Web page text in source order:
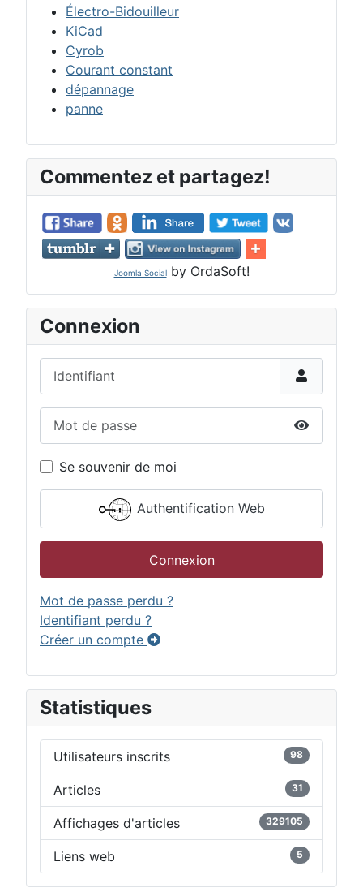
Électro-Bidouilleur
KiCad
Cyrob
Courant constant
dépannage
panne
Commentez et partagez!
Joomla Socialby OrdaSoft!
Connexion
Afficher
Se souvenir de moi
Authentification Web
Connexion
Mot de passe perdu ?
Identifiant perdu ?
Créer un compte
Statistiques
Utilisateurs inscrits 98
Articles 31
Affichages d'articles 329105
Liens web 5